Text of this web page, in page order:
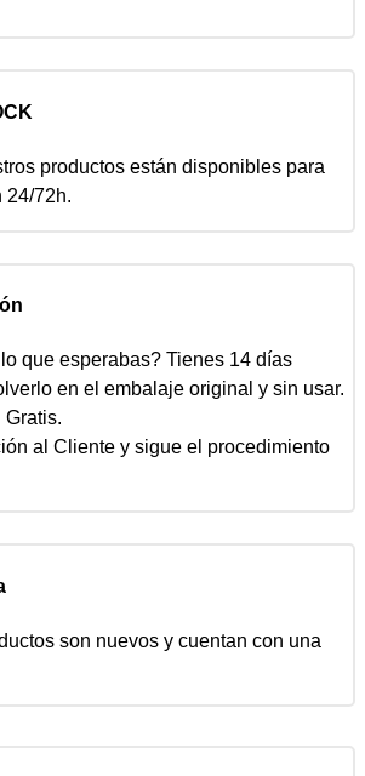
productos están disponibles para
24/72h.
que esperabas? Tienes 14 días
en el embalaje original y sin usar.
Gratis.
al Cliente y sigue el procedimiento
son nuevos y cuentan con una